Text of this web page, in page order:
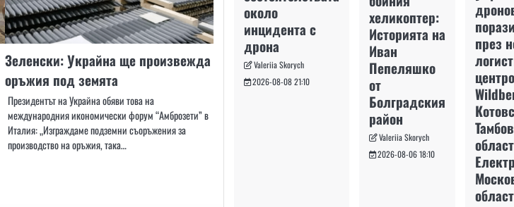
Зеленски: Украйна ще произвежда
оръжия под земята
Президентът на Украйна обяви това на
международния икономически форум “Амброзети” в
Италия: „Изграждаме подземни съоръжения за
производство на оръжия, така…
около
инцидента с
дрона
Valeriia Skorych
2026-08-08 21:10
хеликоптер:
Историята на
Иван
Пепеляшко
от
Болградския
район
Valeriia Skorych
2026-08-06 18:10
през
област